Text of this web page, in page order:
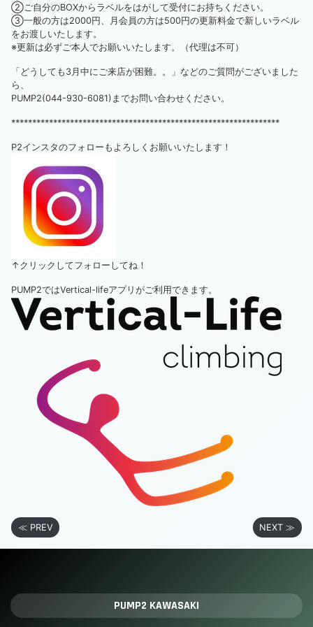
②ご自分のBOXからラベルをはがして受付にお持ちください。
③一般の方は2000円、月会員の方は500円の更新料金で新しいラベル
をお渡しいたします。
※更新は必ずご本人でお願いいたします。（代理は不可）
「どうしても3月中にご来店が困難。。」などのご質問がございました
ら、
PUMP2(044-930-6081)までお問い合わせください。
****************************************************************
P2インスタのフォローもよろしくお願いいたします！
↑クリックしてフォローしてね！
PUMP2ではVertical-lifeアプリがご利用できます。
≪ PREV NEXT ≫
PUMP2 KAWASAKI